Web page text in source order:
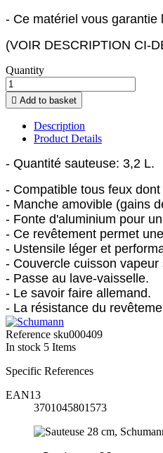
- Ce matériel vous
(VOIR DESCRIPTION CI-
Quantity
 Add to basket
Description
Product Details
- Quantité sauteuse: 3,2 L.
- Compatible tous feux
- Manche amovible (gains
- Fonte d'aluminium pour
- Ce revêtement permet
- Ustensile léger et
- Couvercle cuisson
- Passe au lave-vaisselle.
- Le savoir faire allemand.
- La résistance du
Reference sku000409
In stock 5 Items
Specific References
EAN13
3701045801573